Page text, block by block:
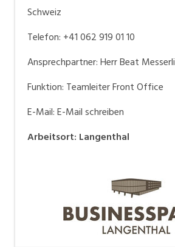
Schweiz
Telefon: +41 062 919 01 10
Ansprechpartner: Herr Beat Messerli
Funktion: Teamleiter Front Office
E-Mail:E-Mail schreiben
Arbeitsort: Langenthal